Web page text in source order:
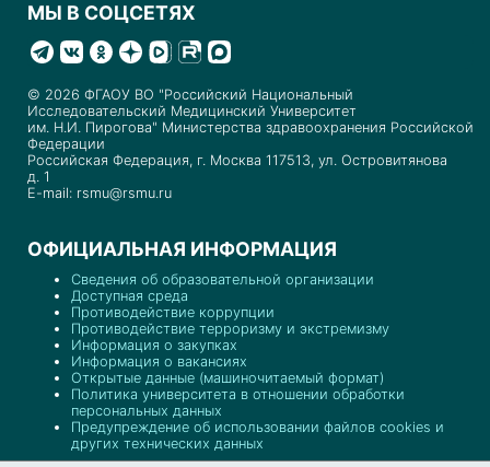
МЫ В СОЦСЕТЯХ
© 2026 ФГАОУ ВО "Российский Национальный
Исследовательский Медицинский Университет
им. Н.И. Пирогова" Министерства здравоохранения Российской
Федерации
Российская Федерация, г. Москва 117513, ул. Островитянова
д. 1
E-mail: rsmu@rsmu.ru
ОФИЦИАЛЬНАЯ ИНФОРМАЦИЯ
Сведения об образовательной организации
Доступная среда
Противодействие коррупции
Противодействие терроризму и экстремизму
Информация о закупках
Информация о вакансиях
Открытые данные (машиночитаемый формат)
Политика университета в отношении обработки
персональных данных
Предупреждение об использовании файлов cookies и
других технических данных